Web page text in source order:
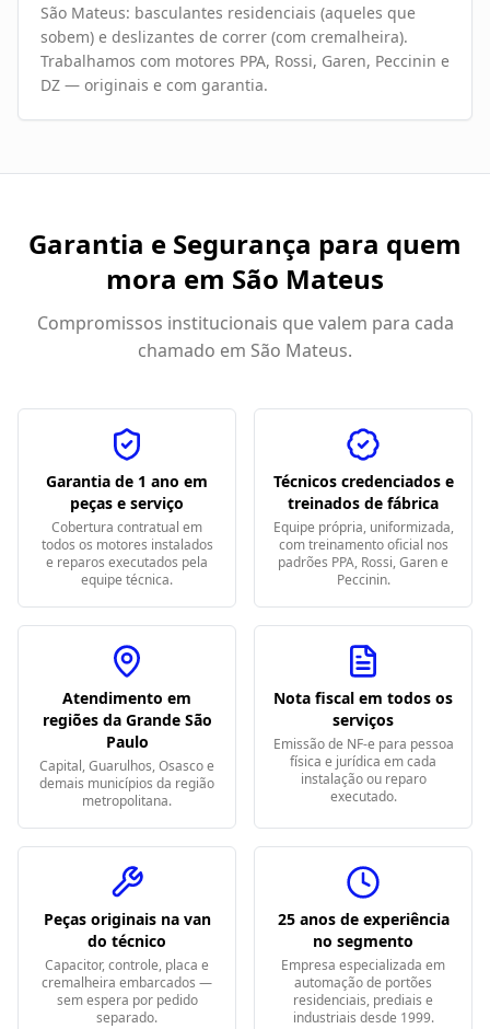
São Mateus: basculantes residenciais (aqueles que
sobem) e deslizantes de correr (com cremalheira).
Trabalhamos com motores PPA, Rossi, Garen, Peccinin e
DZ — originais e com garantia.
Garantia e Segurança para quem
mora em São Mateus
Compromissos institucionais que valem para cada
chamado em São Mateus.
Garantia de 1 ano em
peças e serviço
Cobertura contratual em
todos os motores instalados
e reparos executados pela
equipe técnica.
Técnicos credenciados e
treinados de fábrica
Equipe própria, uniformizada,
com treinamento oficial nos
padrões PPA, Rossi, Garen e
Peccinin.
Atendimento em
regiões da Grande São
Paulo
Capital, Guarulhos, Osasco e
demais municípios da região
metropolitana.
Nota fiscal em todos os
serviços
Emissão de NF-e para pessoa
física e jurídica em cada
instalação ou reparo
executado.
Peças originais na van
do técnico
Capacitor, controle, placa e
cremalheira embarcados —
sem espera por pedido
separado.
25 anos de experiência
no segmento
Empresa especializada em
automação de portões
residenciais, prediais e
industriais desde 1999.